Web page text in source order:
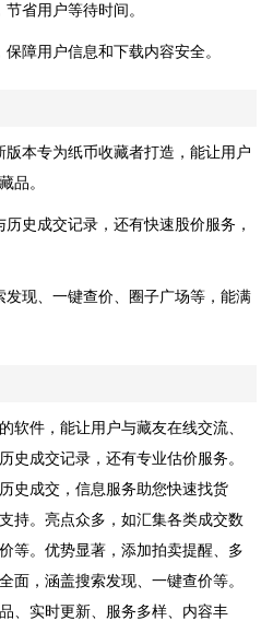
省用户等待时间。
障用户信息和下载内容安全。
版本专为纸币收藏者打造，能让用户
品。
史成交记录，还有快速股价服务，
发现、一键查价、圈子广场等，能满
软件，能让用户与藏友在线交流、
史成交记录，还有专业估价服务。
史成交，信息服务助您快速找货
持。亮点众多，如汇集各类成交数
等。优势显著，添加拍卖提醒、多
面，涵盖搜索发现、一键查价等。
、实时更新、服务多样、内容丰